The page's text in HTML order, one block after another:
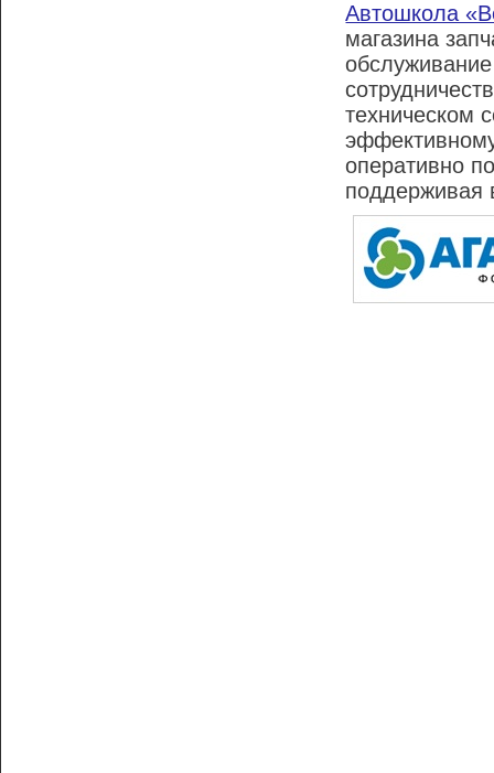
Автошкола
магазина
техническом
оперативно
поддерживая